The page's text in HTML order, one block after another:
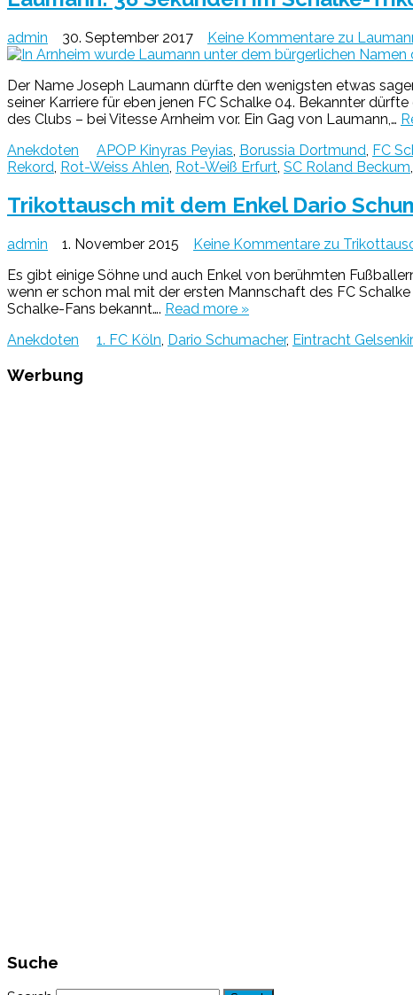
admin 30. September 2017 Keine Kommentare zu
Der Name Joseph Laumann dürfte den wenigsten etwas
seiner Karriere für eben jenen FC Schalke 04. Bekannter
des Clubs – bei Vitesse Arnheim vor. Ein Gag von Laumann,…
Anekdoten
APOP Kinyras Peyias Borussia Dortmund FC
Rekord Rot-Weiss Ahlen Rot-Weiß Erfurt SC Roland Beckum
Trikottausch mit dem Enkel Dario
admin 1. November 2015 Keine Kommentare zu
Es gibt einige Söhne und auch Enkel von berühmten
wenn er schon mal mit der ersten Mannschaft des FC
Schalke-Fans bekannt…. Read more »
Anekdoten
1. FC Köln, Dario Schumacher, Eintracht
Werbung
Suche